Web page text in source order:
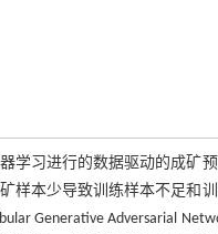
学习进行的数据驱动的成矿
样本少导致训练样本不足和
Generative Adversarial